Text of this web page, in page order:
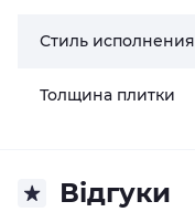
Стиль исполнения
Толщина плитки
Відгуки